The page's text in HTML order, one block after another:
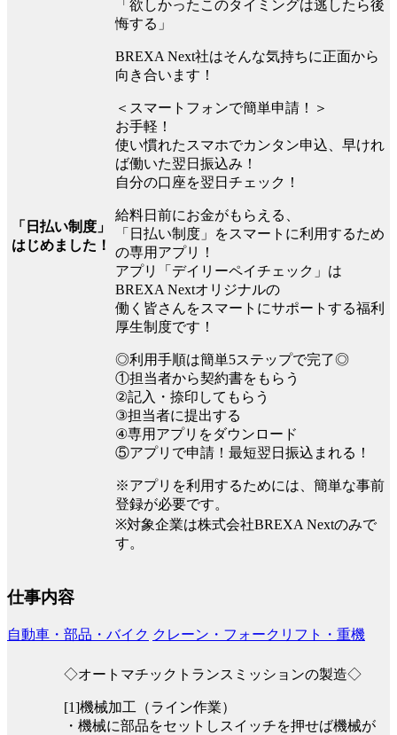
「日払い制度」
はじめました！
「欲しかったこのタイミングは逃したら後
悔する」
BREXA Next社はそんな気持ちに正面から
向き合います！
＜スマートフォンで簡単申請！＞
お手軽！
使い慣れたスマホでカンタン申込、早けれ
ば働いた翌日振込み！
自分の口座を翌日チェック！
給料日前にお金がもらえる、
「日払い制度」をスマートに利用するため
の専用アプリ！
アプリ「デイリーペイチェック」は
BREXA Nextオリジナルの
働く皆さんをスマートにサポートする福利
厚生制度です！
◎利用手順は簡単5ステップで完了◎
①担当者から契約書をもらう
②記入・捺印してもらう
③担当者に提出する
④専用アプリをダウンロード
⑤アプリで申請！最短翌日振込まれる！
※アプリを利用するためには、簡単な事前
登録が必要です。
※対象企業は株式会社BREXA Nextのみで
す。
仕事内容
自動車・部品・バイク クレーン・フォークリフト・重機
◇オートマチックトランスミッションの製造◇
[1]機械加工（ライン作業）
・機械に部品をセットしスイッチを押せば機械が